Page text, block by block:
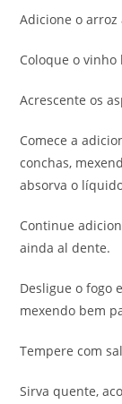
Adicione o
Coloque o
Acrescente os
Comece a
conchas,
absorva o
Continue
ainda al dente.
Desligue o fogo
mexendo bem
Tempere com
Sirva quente,